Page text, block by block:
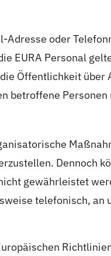
oder
EURA Personal
Öffentlichkeit über
betroffene
Dennoch
gewährleistet
telefonisch, an